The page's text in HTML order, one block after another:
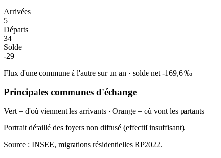
Arrivées
5
Départs
34
Solde
-29
Flux d'une commune à l'autre sur un an · solde net -169,6 ‰
Principales communes d'échange
Vert = d'où viennent les arrivants · Orange = où vont les partants
Portrait détaillé des foyers non diffusé (effectif insuffisant).
Source : INSEE, migrations résidentielles RP2022.